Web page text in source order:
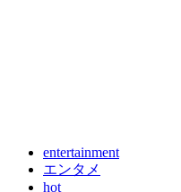
entertainment
エンタメ
hot